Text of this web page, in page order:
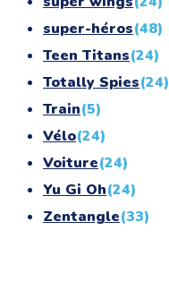
super-héros(48)
Teen Titans(24)
Totally Spies(24)
Train(5)
Vélo(24)
Voiture(24)
Yu Gi Oh(24)
Zentangle(33)